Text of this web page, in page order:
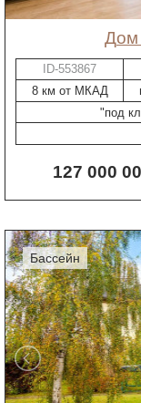
ID-553867
8 км от МКАД
"под
127 000
бассейн